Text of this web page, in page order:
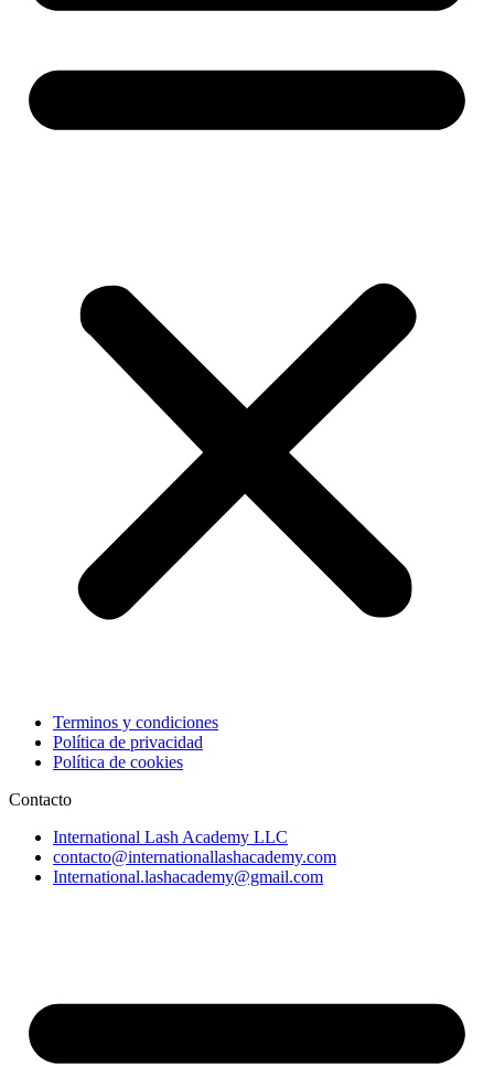
Terminos y condiciones
Política de privacidad
Política de cookies
Contacto
International Lash Academy LLC
contacto@internationallashacademy.com
International.lashacademy@gmail.com